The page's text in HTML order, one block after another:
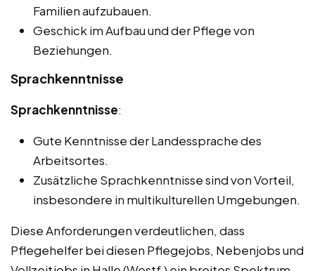
Familien aufzubauen.
Geschick im Aufbau und der Pflege von
Beziehungen.
Sprachkenntnisse
Sprachkenntnisse:
Gute Kenntnisse der Landessprache des
Arbeitsortes.
Zusätzliche Sprachkenntnisse sind von Vorteil,
insbesondere in multikulturellen Umgebungen.
Diese Anforderungen verdeutlichen, dass
Pflegehelfer bei diesen Pflegejobs, Nebenjobs und